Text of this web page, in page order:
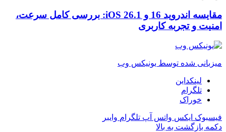
مقایسه اندروید 16 و iOS 26.1: بررسی کامل سرعت،
امنیت و تجربه کاربری
میزبانی شده توسط یونیکس وب
لینکداین
تلگرام
خوراک
فیسبوک ایکس واتس آپ تلگرام وایبر
دکمه بازگشت به بالا